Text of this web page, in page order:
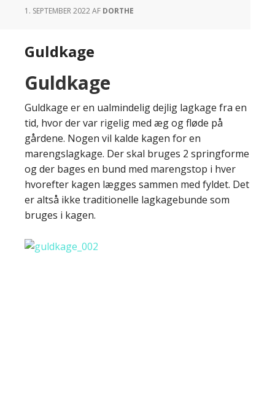
1. SEPTEMBER 2022AF DORTHE
Guldkage
Guldkage
Guldkage er en ualmindelig dejlig lagkage fra en
tid, hvor der var rigelig med æg og fløde på
gårdene. Nogen vil kalde kagen for en
marengslagkage. Der skal bruges 2 springforme
og der bages en bund med marengstop i hver
hvorefter kagen lægges sammen med fyldet. Det
er altså ikke traditionelle lagkagebunde som
bruges i kagen.